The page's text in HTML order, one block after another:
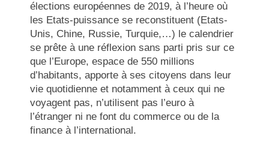
élections européennes de 2019, à l’heure où
les Etats-puissance se reconstituent (Etats-
Unis, Chine, Russie, Turquie,…) le calendrier
se prête à une réflexion sans parti pris sur ce
que l’Europe, espace de 550 millions
d’habitants, apporte à ses citoyens dans leur
vie quotidienne et notamment à ceux qui ne
voyagent pas, n’utilisent pas l’euro à
l’étranger ni ne font du commerce ou de la
finance à l’international.